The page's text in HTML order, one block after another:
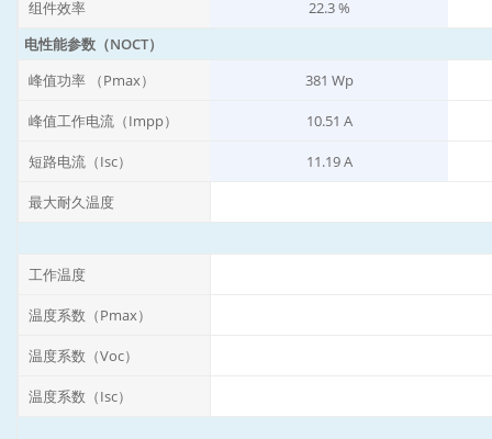
组件效率
22.3 %
电性能参数（NOCT）
峰值功率 （Pmax）
381 Wp
峰值工作电流（Impp） 10.51 A
短路电流（Isc） 11.19 A
最大耐久温度
工作温度
温度系数（Pmax）
温度系数（Voc）
温度系数（Isc）